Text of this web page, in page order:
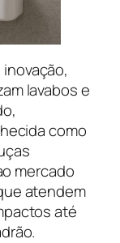
lavabos e
como
mercado
atendem
até